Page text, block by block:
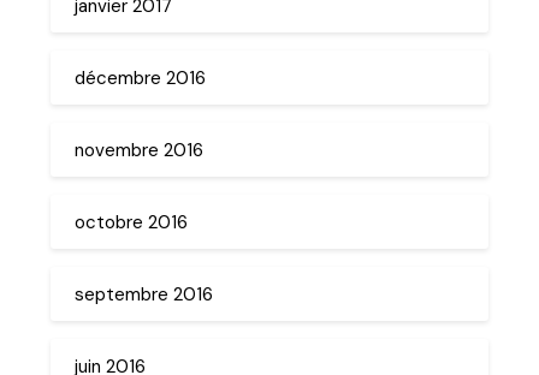
janvier 2017
décembre 2016
novembre 2016
octobre 2016
septembre 2016
juin 2016